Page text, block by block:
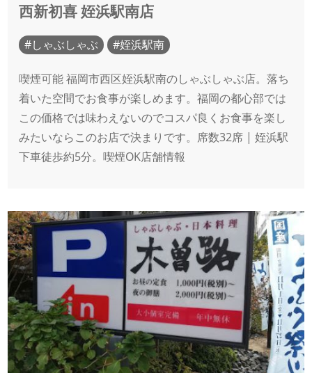
西新初喜 姪浜駅南店
しゃぶしゃぶ 姪浜駅南
喫煙可能 福岡市西区姪浜駅南のしゃぶしゃぶ店。落ち
着いた空間でお食事が楽しめます。福岡の都心部では
この価格では味わえないのでコスパ良くお食事を楽し
みたいならこのお店で決まりです。席数32席 | 姪浜駅
下車徒歩約5分。喫煙OK店舗情報